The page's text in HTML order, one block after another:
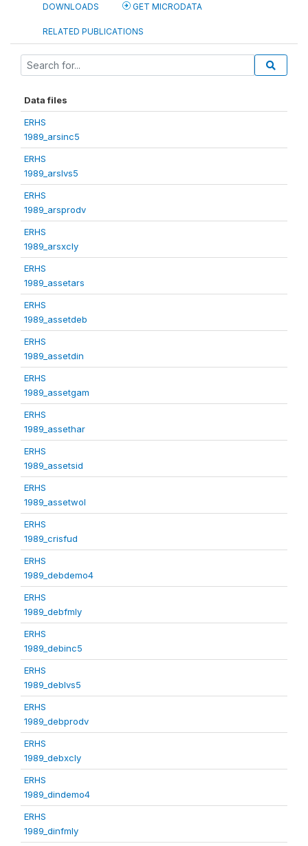
DOWNLOADS GET MICRODATA
RELATED PUBLICATIONS
Data files
ERHS
1989_arsinc5
ERHS
1989_arslvs5
ERHS
1989_arsprodv
ERHS
1989_arsxcly
ERHS
1989_assetars
ERHS
1989_assetdeb
ERHS
1989_assetdin
ERHS
1989_assetgam
ERHS
1989_assethar
ERHS
1989_assetsid
ERHS
1989_assetwol
ERHS
1989_crisfud
ERHS
1989_debdemo4
ERHS
1989_debfmly
ERHS
1989_debinc5
ERHS
1989_deblvs5
ERHS
1989_debprodv
ERHS
1989_debxcly
ERHS
1989_dindemo4
ERHS
1989_dinfmly